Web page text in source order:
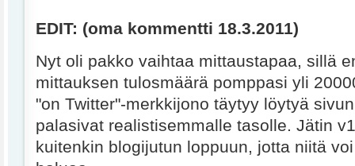
EDIT: (oma kommentti 18.3.2011)
Nyt oli pakko vaihtaa mittaustapaa, sillä
mittauksen tulosmäärä pomppasi yli
"on Twitter"-merkkijono täytyy löytyä
palasivat realistisemmalle tasolle. Jätin
kuitenkin blogijutun loppuun, jotta niitä